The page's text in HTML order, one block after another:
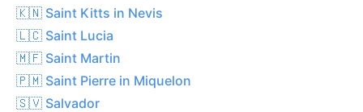
🇰🇳 Saint Kitts in Nevis
🇱🇨 Saint Lucia
🇲🇫 Saint Martin
🇵🇲 Saint Pierre in Miquelon
🇸🇻 Salvador